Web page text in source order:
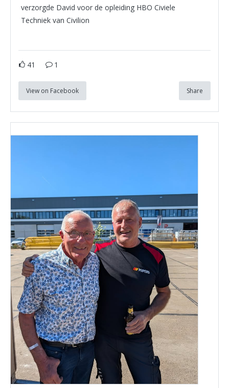
verzorgde David voor de opleiding HBO Civiele
Techniek van Civilion
41 1
View on Facebook Share